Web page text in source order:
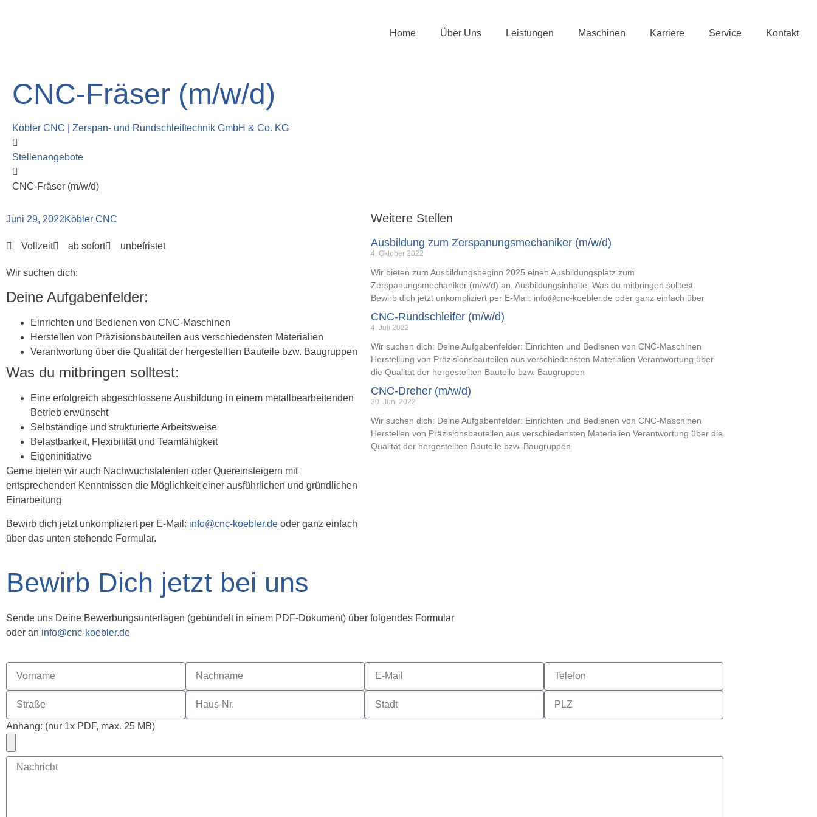
Home Über Uns Leistungen Maschinen Karriere Service Kontakt
CNC-Fräser (m/w/d)
Köbler CNC | Zerspan- und Rundschleiftechnik GmbH & Co. KG
Stellenangebote
CNC-Fräser (m/w/d)
Juni 29, 2022Köbler CNC
Vollzeit ab sofort unbefristet
Wir suchen dich:
Deine Aufgabenfelder:
Einrichten und Bedienen von CNC-Maschinen
Herstellen von Präzisionsbauteilen aus verschiedensten Materialien
Verantwortung über die Qualität der hergestellten Bauteile bzw. Baugruppen
Was du mitbringen solltest:
Eine erfolgreich abgeschlossene Ausbildung in einem metallbearbeitenden
Betrieb erwünscht
Selbständige und strukturierte Arbeitsweise
Belastbarkeit, Flexibilität und Teamfähigkeit
Eigeninitiative
Gerne bieten wir auch Nachwuchstalenten oder Quereinsteigern mit
entsprechenden Kenntnissen die Möglichkeit einer ausführlichen und gründlichen
Einarbeitung
Bewirb dich jetzt unkompliziert per E-Mail: info@cnc-koebler.de oder ganz einfach
über das unten stehende Formular.
Weitere Stellen
Ausbildung zum Zerspanungsmechaniker (m/w/d)
4. Oktober 2022
Wir bieten zum Ausbildungsbeginn 2025 einen Ausbildungsplatz zum
Zerspanungsmechaniker (m/w/d) an. Ausbildungsinhalte: Was du mitbringen solltest:
Bewirb dich jetzt unkompliziert per E-Mail: info@cnc-koebler.de oder ganz einfach über
CNC-Rundschleifer (m/w/d)
4. Juli 2022
Wir suchen dich: Deine Aufgabenfelder: Einrichten und Bedienen von CNC-Maschinen
Herstellung von Präzisionsbauteilen aus verschiedensten Materialien Verantwortung über
die Qualität der hergestellten Bauteile bzw. Baugruppen
CNC-Dreher (m/w/d)
30. Juni 2022
Wir suchen dich: Deine Aufgabenfelder: Einrichten und Bedienen von CNC-Maschinen
Herstellen von Präzisionsbauteilen aus verschiedensten Materialien Verantwortung über die
Qualität der hergestellten Bauteile bzw. Baugruppen
Bewirb Dich jetzt bei uns
Sende uns Deine Bewerbungsunterlagen (gebündelt in einem PDF-Dokument) über folgendes Formular
oder an info@cnc-koebler.de
Anhang: (nur 1x PDF, max. 25 MB)